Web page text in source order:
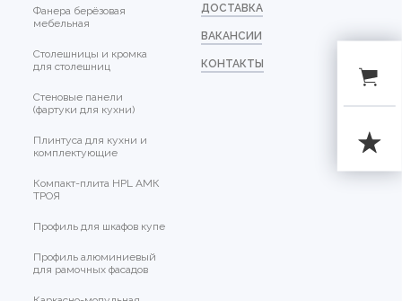
Фанера берёзовая
мебельная
Столешницы и кромка
для столешниц
Стеновые панели
(фартуки для кухни)
Плинтуса для кухни и
комплектующие
Компакт-плита HPL АМК
ТРОЯ
Профиль для шкафов купе
Профиль алюминиевый
для рамочных фасадов
ДОСТАВКА
ВАКАНСИИ
КОНТАКТЫ